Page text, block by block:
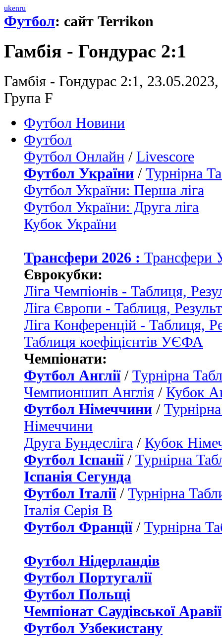
ukenru
Футбол: сайт Terrikon
Гамбія - Гондурас 2:1
Гамбія - Гондурас 2:1,
Група F
Футбол Новини
Футбол
Футбол Онлайн / Livescore
Футбол України / Турнірна
Футбол України: Перша ліга
Футбол України: Друга ліга
Кубок України
Трансфери 2026 : Трансфери
Єврокубки:
Ліга Чемпіонів - Таблиця,
Ліга Європи - Таблиця,
Ліга Конференцій - Таблиця,
Таблиця коефіцієнтів УЄФА
Чемпіонати:
Футбол Англії/ Турнірна
Чемпионшип Англія / Кубок
Футбол Німеччини /
Німеччини
Друга Бундесліга / Кубок
Футбол Іспанії/ Турнірна
Іспанія Сегунда
Футбол Італії/ Турнірна
Італія Серія B
Футбол Франції/ Турнірна
Футбол Нідерландiв
Футбол Португалії
Футбол Польщі
Чемпіонат Саудівської Аравії
Футбол Узбекистану